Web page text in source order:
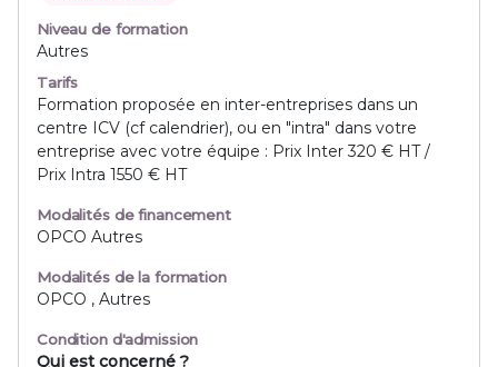
Niveau de formation
Autres
Tarifs
Formation proposée en inter-entreprises dans un
centre ICV (cf calendrier), ou en "intra" dans votre
entreprise avec votre équipe : Prix Inter 320 € HT /
Prix Intra 1550 € HT
Modalités de financement
OPCO Autres
Modalités de la formation
OPCO , Autres
Condition d'admission
Qui est concerné ?